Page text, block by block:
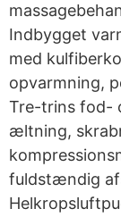
Indbygget
med
opvarmning,
Tre-trins fod-
æltning,
fuldstændig